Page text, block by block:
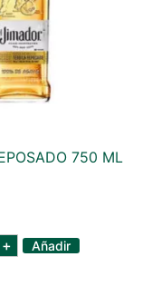
750 ML
+ Añadir